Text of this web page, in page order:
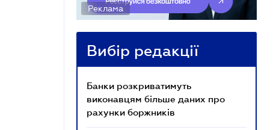
Реклама
Вибір редакції
Банки розкриватимуть
виконавцям більше даних про
рахунки боржників